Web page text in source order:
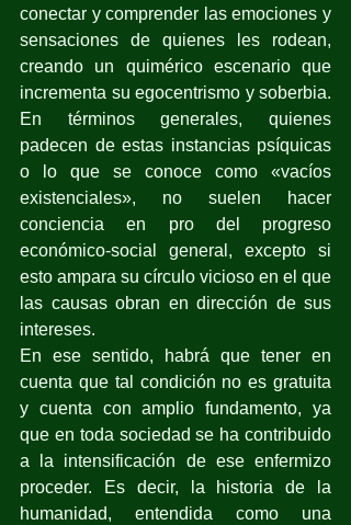
conectar y comprender las emociones y
sensaciones de quienes les rodean,
creando un quimérico escenario que
incrementa su egocentrismo y soberbia.
En términos generales, quienes
padecen de estas instancias psíquicas
o lo que se conoce como «vacíos
existenciales», no suelen hacer
conciencia en pro del progreso
económico-social general, excepto si
esto ampara su círculo vicioso en el que
las causas obran en dirección de sus
intereses.
En ese sentido, habrá que tener en
cuenta que tal condición no es gratuita
y cuenta con amplio fundamento, ya
que en toda sociedad se ha contribuido
a la intensificación de ese enfermizo
proceder. Es decir, la historia de la
humanidad, entendida como una